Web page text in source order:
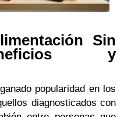
Sin
y
popularidad en los
diagnosticados con